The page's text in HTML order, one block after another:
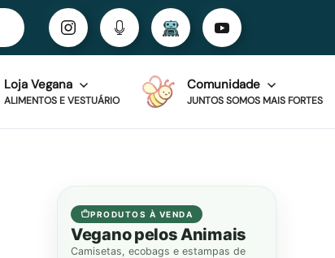
Loja Vegana
ALIMENTOS E VESTUÁRIO
Comunidade
JUNTOS SOMOS MAIS FORTES
PRODUTOS À VENDA
Vegano pelos Animais
Camisetas, ecobags e estampas de